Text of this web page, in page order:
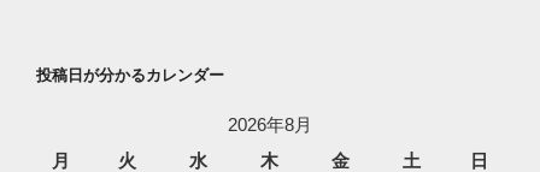
投稿日が分かるカレンダー
2026年8月
月
火 水 木 金 土 日